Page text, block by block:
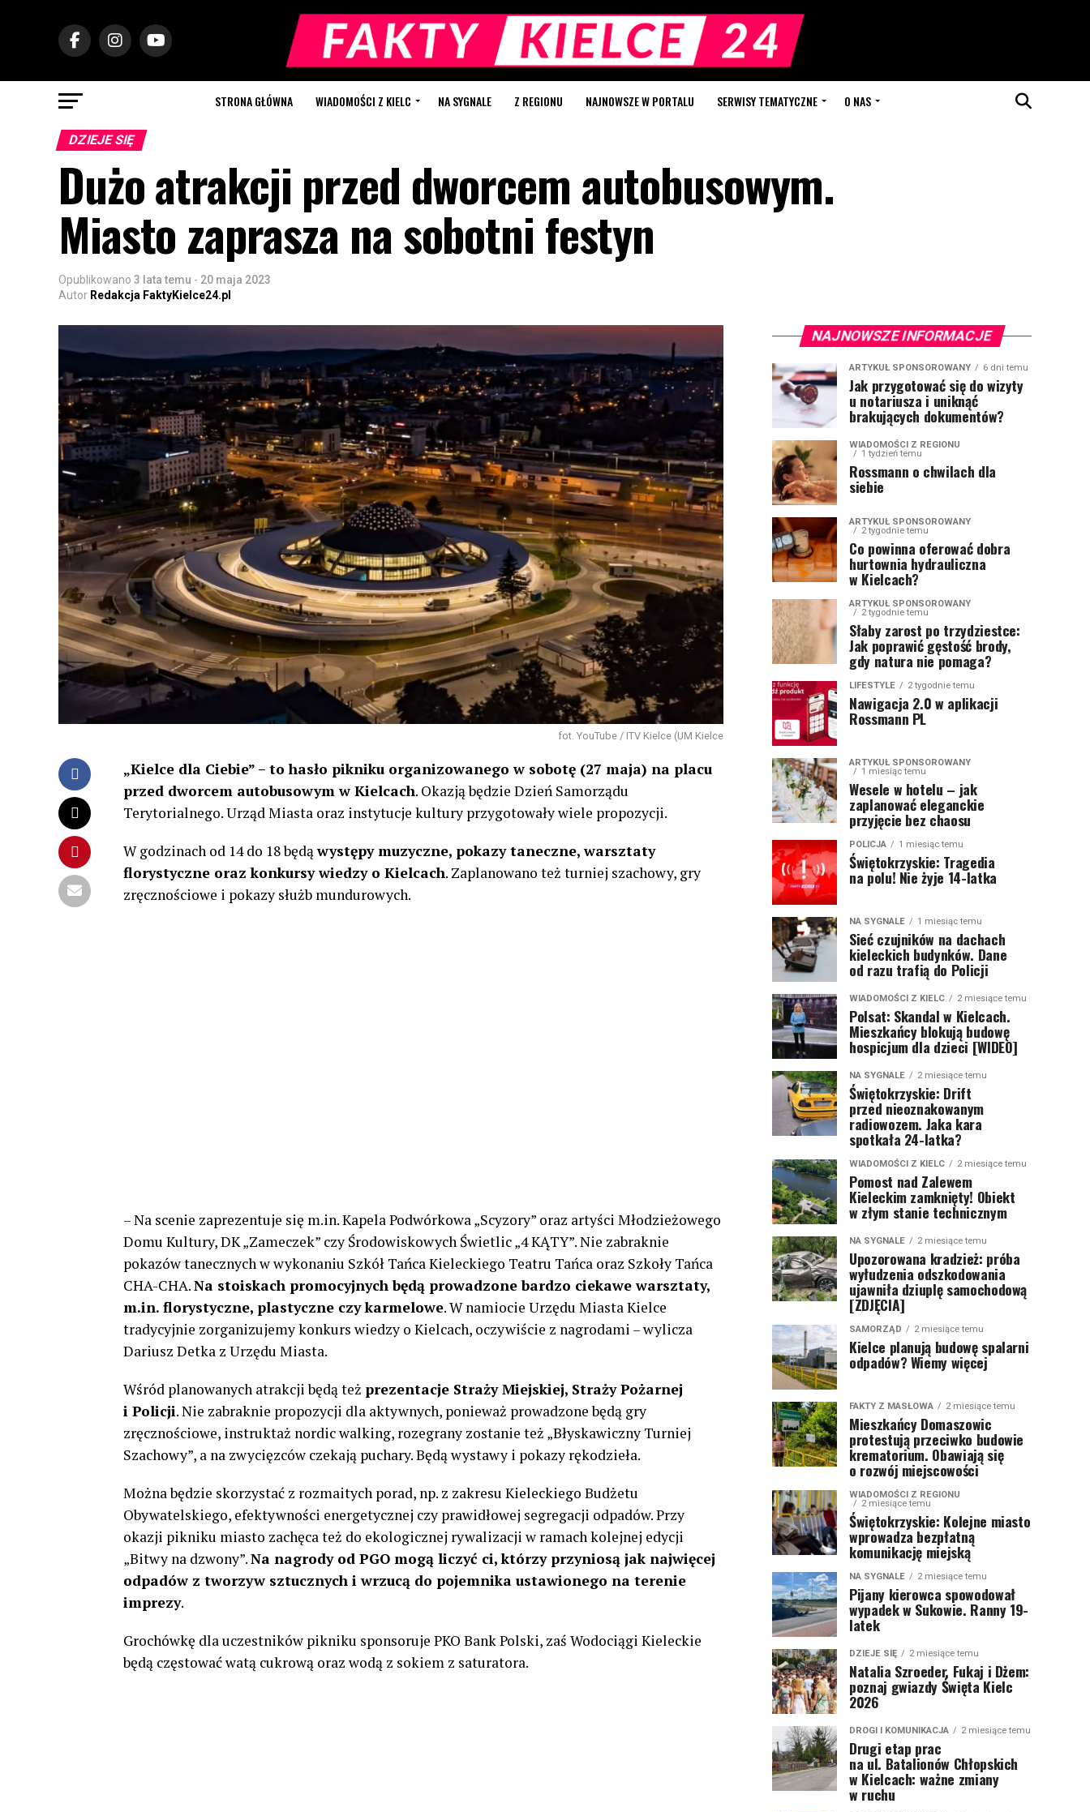
STRONA GŁÓWNA WIADOMOŚCI Z KIELC NA SYGNALE Z REGIONU NAJNOWSZE W PORTALU SERWISY TEMATYCZNE O NAS
DZIEJE SIĘ
Dużo atrakcji przed dworcem autobusowym.
Miasto zaprasza na sobotni festyn
Opublikowano 3 lata temu - 20 maja 2023
Autor Redakcja FaktyKielce24.pl
fot. YouTube / ITV Kielce (UM Kielce
„Kielce dla Ciebie” – to hasło pikniku organizowanego w sobotę (27 maja) na placu
przed dworcem autobusowym w Kielcach. Okazją będzie Dzień Samorządu
Terytorialnego. Urząd Miasta oraz instytucje kultury przygotowały wiele propozycji.
W godzinach od 14 do 18 będąwystępy muzyczne, pokazy taneczne, warsztaty
florystyczne oraz konkursy wiedzy o Kielcach. Zaplanowano też turniej szachowy, gry
zręcznościowe i pokazy służb mundurowych.
– Na scenie zaprezentuje się m.in. Kapela Podwórkowa „Scyzory” oraz artyści Młodzieżowego
Domu Kultury, DK „Zameczek” czy Środowiskowych Świetlic „4 KĄTY”. Nie zabraknie
pokazów tanecznych w wykonaniu Szkół Tańca Kieleckiego Teatru Tańca oraz Szkoły Tańca
CHA-CHA.Na stoiskach promocyjnych będą prowadzone bardzo ciekawe warsztaty,
m.in. florystyczne, plastyczne czy karmelowe. W namiocie Urzędu Miasta Kielce
tradycyjnie zorganizujemy konkurs wiedzy o Kielcach, oczywiście z nagrodami – wylicza
Dariusz Detka z Urzędu Miasta.
Wśród planowanych atrakcji będą też prezentacje Straży Miejskiej, Straży Pożarnej
i Policji. Nie zabraknie propozycji dla aktywnych, ponieważ prowadzone będą gry
zręcznościowe, instruktaż nordic walking, rozegrany zostanie też „Błyskawiczny Turniej
Szachowy”, a na zwycięzców czekają puchary. Będą wystawy i pokazy rękodzieła.
Można będzie skorzystać z rozmaitych porad, np. z zakresu Kieleckiego Budżetu
Obywatelskiego, efektywności energetycznej czy prawidłowej segregacji odpadów. Przy
okazji pikniku miasto zachęca też do ekologicznej rywalizacji w ramach kolejnej edycji
„Bitwy na dzwony”.Na nagrody od PGO mogą liczyć ci, którzy przyniosą jak najwięcej
odpadów z tworzyw sztucznych i wrzucą do pojemnika ustawionego na terenie
imprezy.
Grochówkę dla uczestników pikniku sponsoruje PKO Bank Polski, zaś Wodociągi Kieleckie
będą częstować watą cukrową oraz wodą z sokiem z saturatora.
NAJNOWSZE INFORMACJE
ARTYKUŁ SPONSOROWANY 6 dni temu
Jak przygotować się do wizyty
u notariusza i uniknąć
brakujących dokumentów?
WIADOMOŚCI Z REGIONU
1 tydzień temu
Rossmann o chwilach dla
siebie
ARTYKUŁ SPONSOROWANY
2 tygodnie temu
Co powinna oferować dobra
hurtownia hydrauliczna
w Kielcach?
ARTYKUŁ SPONSOROWANY
2 tygodnie temu
Słaby zarost po trzydziestce:
Jak poprawić gęstość brody,
gdy natura nie pomaga?
LIFESTYLE 2 tygodnie temu
Nawigacja 2.0 w aplikacji
Rossmann PL
ARTYKUŁ SPONSOROWANY
1 miesiąc temu
Wesele w hotelu – jak
zaplanować eleganckie
przyjęcie bez chaosu
POLICJA 1 miesiąc temu
Świętokrzyskie: Tragedia
na polu! Nie żyje 14-latka
NA SYGNALE 1 miesiąc temu
Sieć czujników na dachach
kieleckich budynków. Dane
od razu trafią do Policji
WIADOMOŚCI Z KIELC 2 miesiące temu
Polsat: Skandal w Kielcach.
Mieszkańcy blokują budowę
hospicjum dla dzieci [WIDEO]
NA SYGNALE 2 miesiące temu
Świętokrzyskie: Drift
przed nieoznakowanym
radiowozem. Jaka kara
spotkała 24-latka?
WIADOMOŚCI Z KIELC 2 miesiące temu
Pomost nad Zalewem
Kieleckim zamknięty! Obiekt
w złym stanie technicznym
NA SYGNALE 2 miesiące temu
Upozorowana kradzież: próba
wyłudzenia odszkodowania
ujawniła dziuplę samochodową
[ZDJĘCIA]
SAMORZĄD 2 miesiące temu
Kielce planują budowę spalarni
odpadów? Wiemy więcej
FAKTY Z MASŁOWA 2 miesiące temu
Mieszkańcy Domaszowic
protestują przeciwko budowie
krematorium. Obawiają się
o rozwój miejscowości
WIADOMOŚCI Z REGIONU
2 miesiące temu
Świętokrzyskie: Kolejne miasto
wprowadza bezpłatną
komunikację miejską
NA SYGNALE 2 miesiące temu
Pijany kierowca spowodował
wypadek w Sukowie. Ranny 19-
latek
DZIEJE SIĘ 2 miesiące temu
Natalia Szroeder, Fukaj i Dżem:
poznaj gwiazdy Święta Kielc
2026
DROGI I KOMUNIKACJA 2 miesiące temu
Drugi etap prac
na ul. Batalionów Chłopskich
w Kielcach: ważne zmiany
w ruchu